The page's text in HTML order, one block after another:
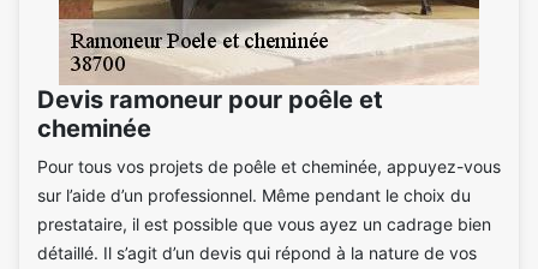
Devis ramoneur pour poêle et
cheminée
Pour tous vos projets de poêle et cheminée, appuyez-vous
sur l’aide d’un professionnel. Même pendant le choix du
prestataire, il est possible que vous ayez un cadrage bien
détaillé. Il s’agit d’un devis qui répond à la nature de vos